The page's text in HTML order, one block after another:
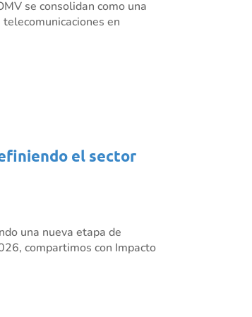
se consolidan como una
en
el sector
una nueva etapa de
compartimos con Impacto